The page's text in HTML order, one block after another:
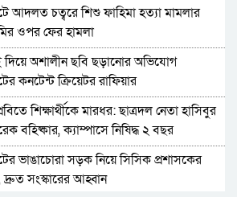
আদলত চত্বরে শিশু ফাহিমা হত্যা মামলার
ওপর ফের হামলা
অশালীন ছবি ছড়ানোর অভিযোগ
কনটেন্ট ক্রিয়েটর রাফিয়ার
শিক্ষার্থীকে মারধর: ছাত্রদল নেতা হাসিবুর
বহিষ্কার, ক্যাম্পাসে নিষিদ্ধ ২ বছর
ভাঙাচোরা সড়ক নিয়ে সিসিক প্রশাসকের
দ্রুত সংস্কারের আহ্বান